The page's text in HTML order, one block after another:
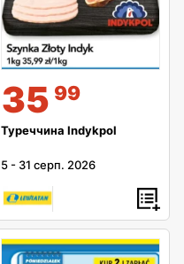
35 99
Туреччина Indykpol
5 - 31 серп. 2026